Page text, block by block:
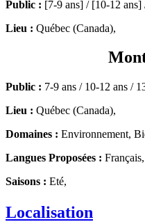
Public : [7-9 ans] / [10-12
Lieu : Québec (Canada),
Public : 7-9 ans / 10-12 ans /
Lieu : Québec (Canada),
Domaines : Environnement,
Langues Proposées :
Saisons : Eté,
Localisation